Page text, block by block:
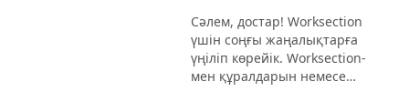
Сәлем, достар! Worksection
үшін соңғы жаңалықтарға
үңіліп көрейік. Worksection-
мен құралдарын немесе